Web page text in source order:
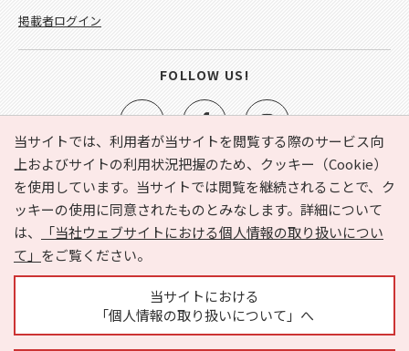
当サイトでは、利用者が当サイトを閲覧する際のサービス向
上およびサイトの利用状況把握のため、クッキー（Cookie）
を使用しています。当サイトでは閲覧を継続されることで、ク
ッキーの使用に同意されたものとみなします。詳細について
は、
「当社ウェブサイトにおける個人情報の取り扱いについ
て」 をご覧ください。
当サイトにおける
「個人情報の取り扱いについて」へ
e-NAVITA（イーナビタ）とは？ お気に入り
ヘルプ
利用規約
個人情報の取り扱いについて
運営会社
サイトマップ
広告掲載に関するお問い合わせ
掲載者ログイン
FOLLOW US!